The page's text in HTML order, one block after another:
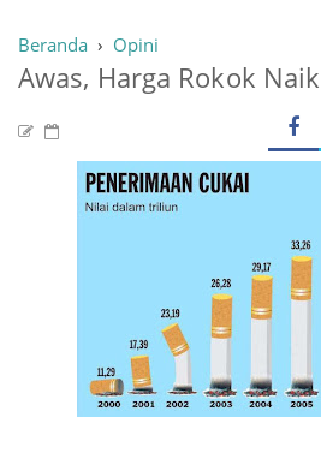
Beranda › Opini
Awas, Harga Rokok